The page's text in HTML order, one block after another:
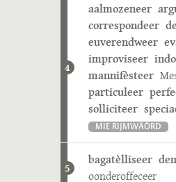
4
aalmozeneer
correspondeer
euverendweer
improviseer
mannifèsteer
particuleer
solliciteer
MIE RIJMWÄÖRD
5
bagatèlliseer
oonderoffeceer